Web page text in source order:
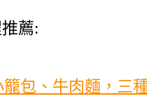
薦:
籠包、牛肉麵，三